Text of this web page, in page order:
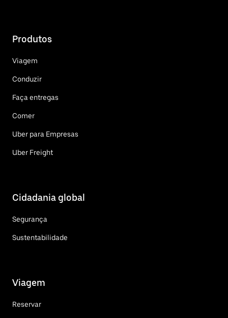
Produtos
Viagem
Conduzir
Faça entregas
Comer
Uber para Empresas
Uber Freight
Cidadania global
Segurança
Sustentabilidade
Viagem
Reservar